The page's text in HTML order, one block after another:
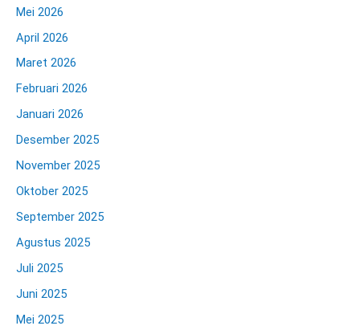
Mei 2026
April 2026
Maret 2026
Februari 2026
Januari 2026
Desember 2025
November 2025
Oktober 2025
September 2025
Agustus 2025
Juli 2025
Juni 2025
Mei 2025